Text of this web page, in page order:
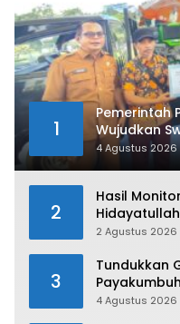
1
Pemerintah
Wujudkan
Pangan di
4 Agustus 2026
2
Hasil
Kirimkan
2 Agustus 2026
3
Tundukkan
Payakumbuh
4 Agustus 2026